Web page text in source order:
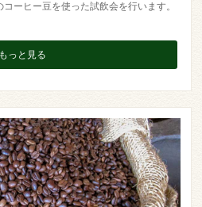
ーヒー豆を使った試飲会を行います。
もっと見る